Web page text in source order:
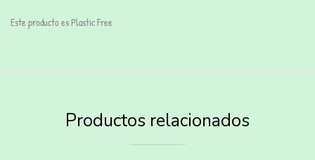
Este producto es Plastic Free
Productos relacionados